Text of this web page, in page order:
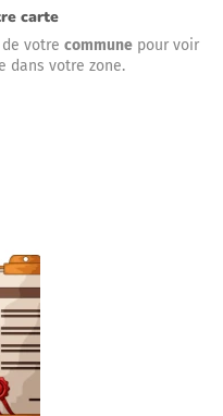
carte
votre communepour voir
dans votre zone.